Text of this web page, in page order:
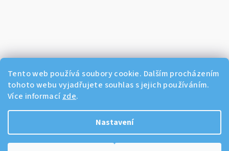
Tento web používá soubory cookie. Dalším procházením
tohoto webu vyjadřujete souhlas s jejich používáním.
Více informací zde.
Nastavení
Sledovat na Instagramu